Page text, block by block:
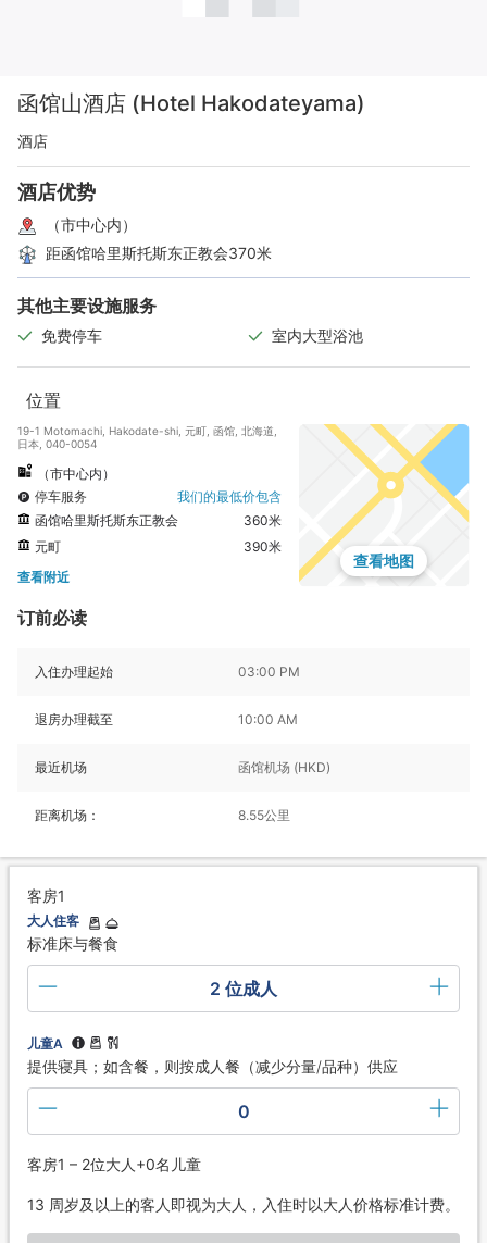
函馆山酒店 (Hotel Hakodateyama)
酒店
酒店优势
（市中心内）
距函馆哈里斯托斯东正教会370米
其他主要设施服务
免费停车 室内大型浴池
位置
19-1 Motomachi, Hakodate-shi, 元町, 函馆, 北海道,
日本, 040-0054
（市中心内）
停车服务
我们的最低价包含
函馆哈里斯托斯东正教会
360米
元町
390米
查看附近
查看地图
订前必读
入住办理起始 03:00 PM
退房办理截至 10:00 AM
最近机场 函馆机场 (HKD)
距离机场： 8.55公里
客房1
大人住客
标准床与餐食
2 位成人
儿童A
提供寝具；如含餐，则按成人餐（减少分量/品种）供应
0
客房1 – 2位大人+0名儿童
13 周岁及以上的客人即视为大人，入住时以大人价格标准计费。